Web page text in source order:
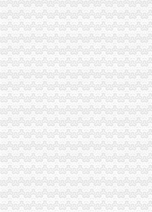
一般纳税人税率查询|一般纳税人如何算税
上海税务网的一般纳税人资格查询,可以查
北京各区一般纳税人资格查询帮助你three_
一般纳税人资格查询_中华文本库
一般纳税人咨询处-深圳58同城
如何查询增值税一般纳税人认定信息？_资
一般纳税人查询广东税务局版2.4.0安卓版-
如何查询一般纳税人资格_百度经验
青岛一般纳税人查询